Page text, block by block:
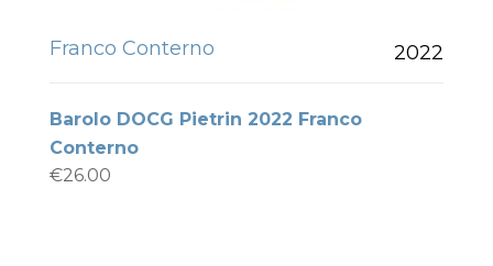
Franco Conterno 2022
Barolo DOCG Pietrin 2022 Franco
Conterno
€26.00